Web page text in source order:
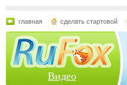
главная сделать стартовой
Видео